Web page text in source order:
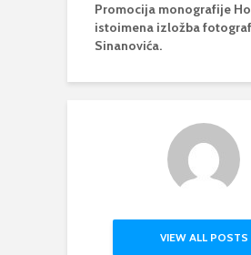
Promocija monografije
istoimena izložba
Sinanovića.
VIEW ALL POSTS